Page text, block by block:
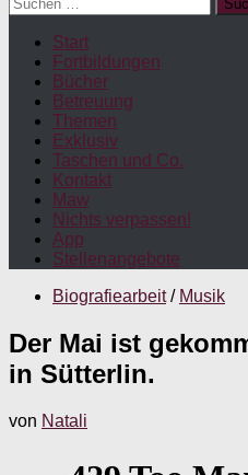
nach:
Start
Fortbildungen
Bücher
Betreuung
Themen
Exklusiv
Taschen und Co.
Kontakt
Maw
Nichts verpassen!
App
Stellenangebote
Biografiearbeit / Musik
Der Mai ist
in Sütterlin.
von Natali